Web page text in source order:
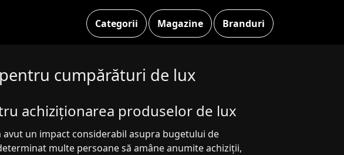
Categorii Magazine Branduri
cumpărături de lux
achiziționarea produselor de lux
un impact considerabil asupra bugetului de
multe persoane să amâne anumite achiziții,